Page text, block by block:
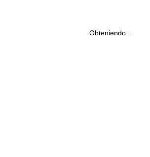
Obteniendo...